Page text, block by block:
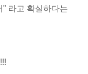
" 라고 확실하다는